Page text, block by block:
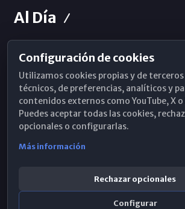
Al Día
Horarios de Misa
Hemeroteca
WhatsApp
Configuración de cookies
Utilizamos cookies propias y de
técnicos, de preferencias, analíticos y
contenidos externos como YouTube, X
Puedes aceptar todas las cookies,
opcionales o configurarlas.
Más información
Rechazar opcionales
Configurar